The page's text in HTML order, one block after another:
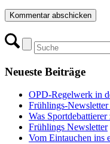
Neueste Beiträge
OPD-Regelwerk in
Frühlings-
Was Sportdebattierer
Frühlings Newsletter
Vom Eintauchen ins